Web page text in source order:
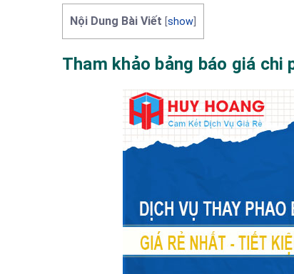
Nội Dung Bài Viết show
Tham khảo bảng báo giá chi